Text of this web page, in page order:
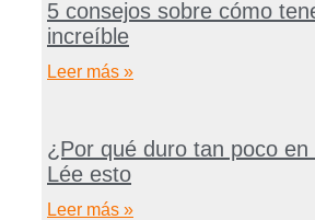
5 consejos sobre cómo
increíble
Leer más »
¿Por qué duro tan poco
Lée esto
Leer más »